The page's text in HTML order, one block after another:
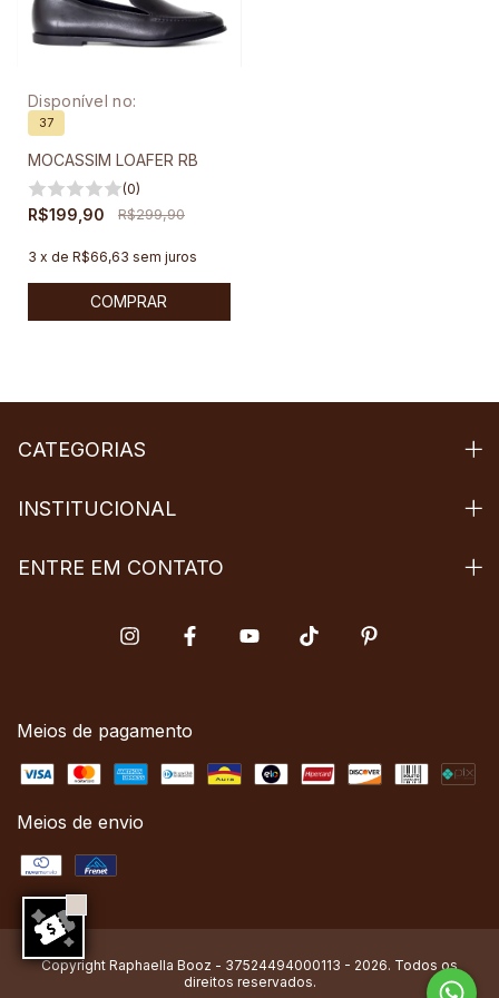
Disponível no:
37
MOCASSIM LOAFER RB
(0)
R$199,90 R$299,90
3 x de R$66,63 sem juros
COMPRAR
CATEGORIAS
INSTITUCIONAL
ENTRE EM CONTATO
Meios de pagamento
Meios de envio
Copyright Raphaella Booz - 37524494000113 - 2026. Todos os
direitos reservados.